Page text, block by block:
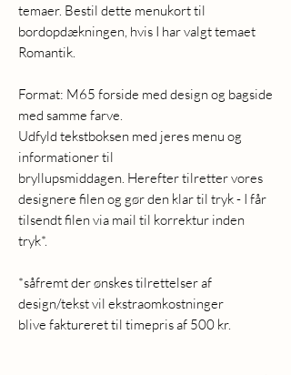
temaer. Bestil dette menukort til
bordopdækningen, hvis I har valgt temaet
Romantik.
Format: M65 forside med design og bagside
med samme farve.
Udfyld tekstboksen med jeres menu og
informationer til
bryllupsmiddagen. Herefter tilretter vores
designere filen og gør den klar til tryk - I får
tilsendt filen via mail til korrektur inden
tryk*.
*såfremt der ønskes tilrettelser af
design/tekst vil ekstraomkostninger
blive faktureret til timepris af 500 kr.